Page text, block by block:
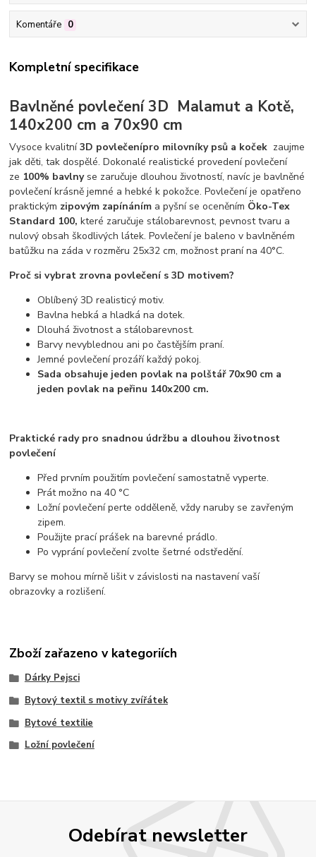
Komentáře 0
Kompletní specifikace
Bavlněné povlečení 3D Malamut a Kotě,
140x200 cm a 70x90 cm
Vysoce kvalitní3D povlečenípro milovníky psů a koček zaujme
jak děti, tak dospělé. Dokonalé realistické provedení povlečení
ze 100% bavlnyse zaručuje dlouhou životností, navíc je bavlněné
povlečení krásně jemné a hebké k pokožce. Povlečení je opatřeno
praktickým zipovým zapínáním a pyšní se oceněním Öko-Tex
Standard 100,které zaručuje stálobarevnost, pevnost tvaru a
nulový obsah škodlivých látek. Povlečení je baleno v bavlněném
batůžku na záda v rozměru 25x32 cm, možnost praní na 40°C.
Proč si vybrat zrovna povlečení s 3D motivem?
Oblíbený 3D realisticý motiv.
Bavlna hebká a hladká na dotek.
Dlouhá životnost a stálobarevnost.
Barvy nevyblednou ani po častějším praní.
Jemné povlečení prozáří každý pokoj.
Sada obsahuje jeden povlak na polštář 70x90 cm a
jeden povlak na peřinu 140x200 cm.
Praktické rady pro snadnou údržbu a dlouhou životnost
povlečení
Před prvním použitím povlečení samostatně vyperte.
Prát možno na 40 °C
Ložní povlečení perte odděleně, vždy naruby se zavřeným
zipem.
Použijte prací prášek na barevné prádlo.
Po vyprání povlečení zvolte šetrné odstředění.
Barvy se mohou mírně lišit v závislosti na nastavení vaší
obrazovky a rozlišení.
Zboží zařazeno v kategoriích
Dárky Pejsci
Bytový textil s motivy zvířátek
Bytové textilie
Ložní povlečení
Odebírat newsletter